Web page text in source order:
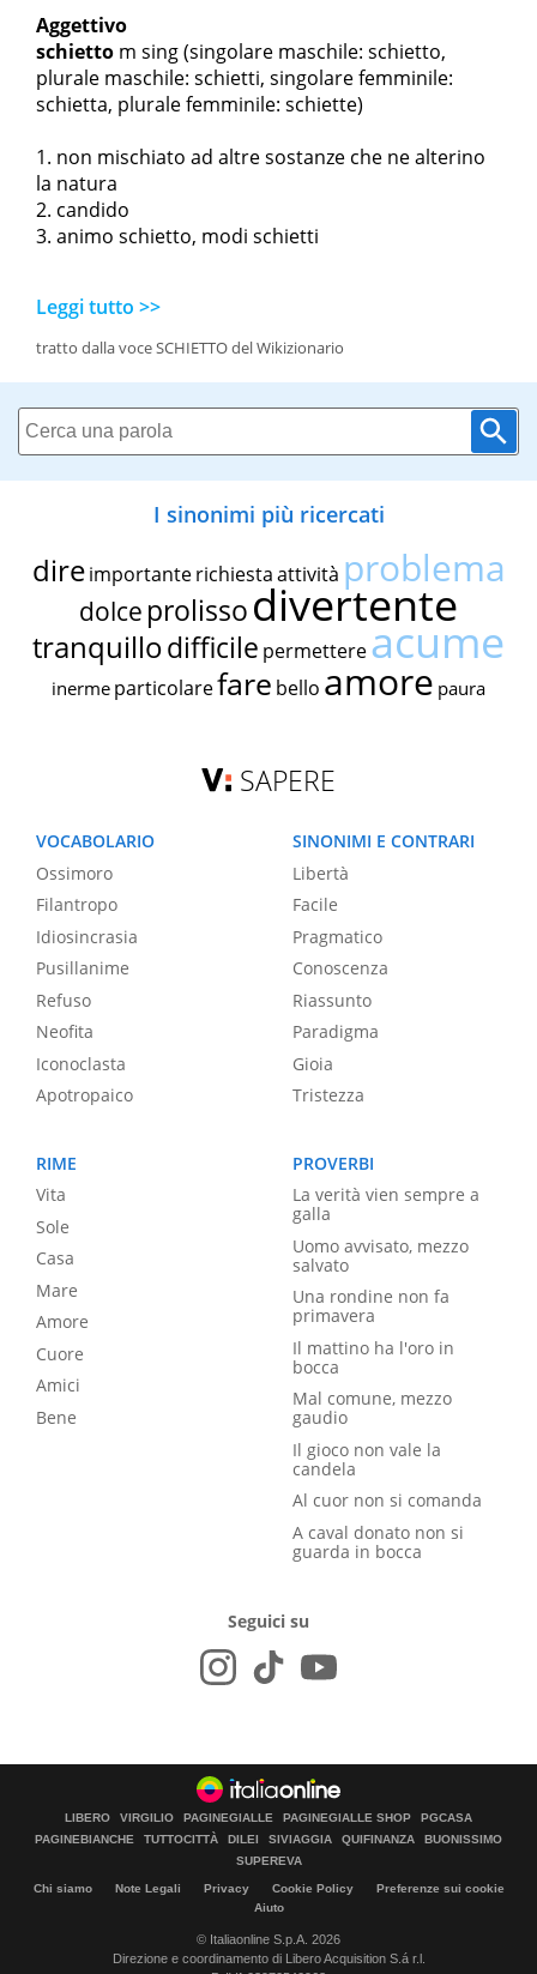
Aggettivo
schietto m sing(singolare maschile: schietto,
plurale maschile: schietti, singolare femminile:
schietta, plurale femminile: schiette)
non mischiato ad altre sostanze che ne alterino
la natura
candido
animo schietto, modi schietti
Leggi tutto >>
tratto dalla voce SCHIETTO del Wikizionario
I sinonimi più ricercati
dire importante richiestaattività problema
dolce prolissodivertente
tranquillodifficile permettereacume
inerme particolarefare bello amore paura
SAPERE
VOCABOLARIO
Ossimoro
Filantropo
Idiosincrasia
Pusillanime
Refuso
Neofita
Iconoclasta
Apotropaico
SINONIMI E CONTRARI
Libertà
Facile
Pragmatico
Conoscenza
Riassunto
Paradigma
Gioia
Tristezza
RIME
Vita
Sole
Casa
Mare
Amore
Cuore
Amici
Bene
PROVERBI
La verità vien sempre a
galla
Uomo avvisato, mezzo
salvato
Una rondine non fa
primavera
Il mattino ha l'oro in
bocca
Mal comune, mezzo
gaudio
Il gioco non vale la
candela
Al cuor non si comanda
A caval donato non si
guarda in bocca
Seguici su
LIBERO VIRGILIO PAGINEGIALLE PAGINEGIALLE SHOP
PGCASA
PAGINEBIANCHE
TUTTOCITTÀ DILEI SIVIAGGIA QUIFINANZA
BUONISSIMO
SUPEREVA
Chi siamo Note Legali Privacy Cookie Policy
Preferenze sui cookie
Aiuto
© Italiaonline S.p.A. 2026
Direzione e coordinamento di Libero Acquisition S.á r.l.